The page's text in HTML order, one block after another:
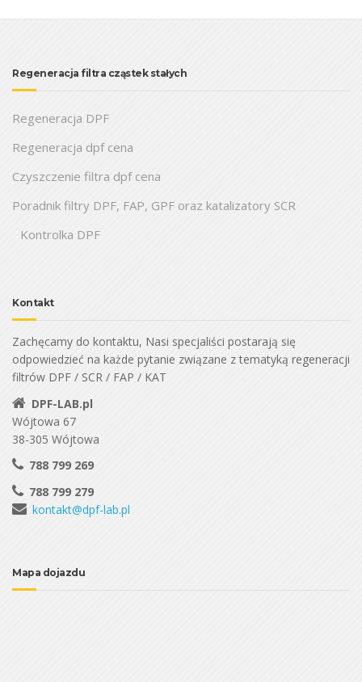
Regeneracja filtra cząstek stałych
Regeneracja DPF
Regeneracja dpf cena
Czyszczenie filtra dpf cena
Poradnik filtry DPF, FAP, GPF oraz katalizatory SCR
Kontrolka DPF
Kontakt
Zachęcamy do kontaktu, Nasi specjaliści postarają się
odpowiedzieć na każde pytanie związane z tematyką regeneracji
filtrów DPF / SCR / FAP / KAT
DPF-LAB.pl
Wójtowa 67
38-305 Wójtowa
788 799 269
788 799 279
kontakt@dpf-lab.pl
Mapa dojazdu